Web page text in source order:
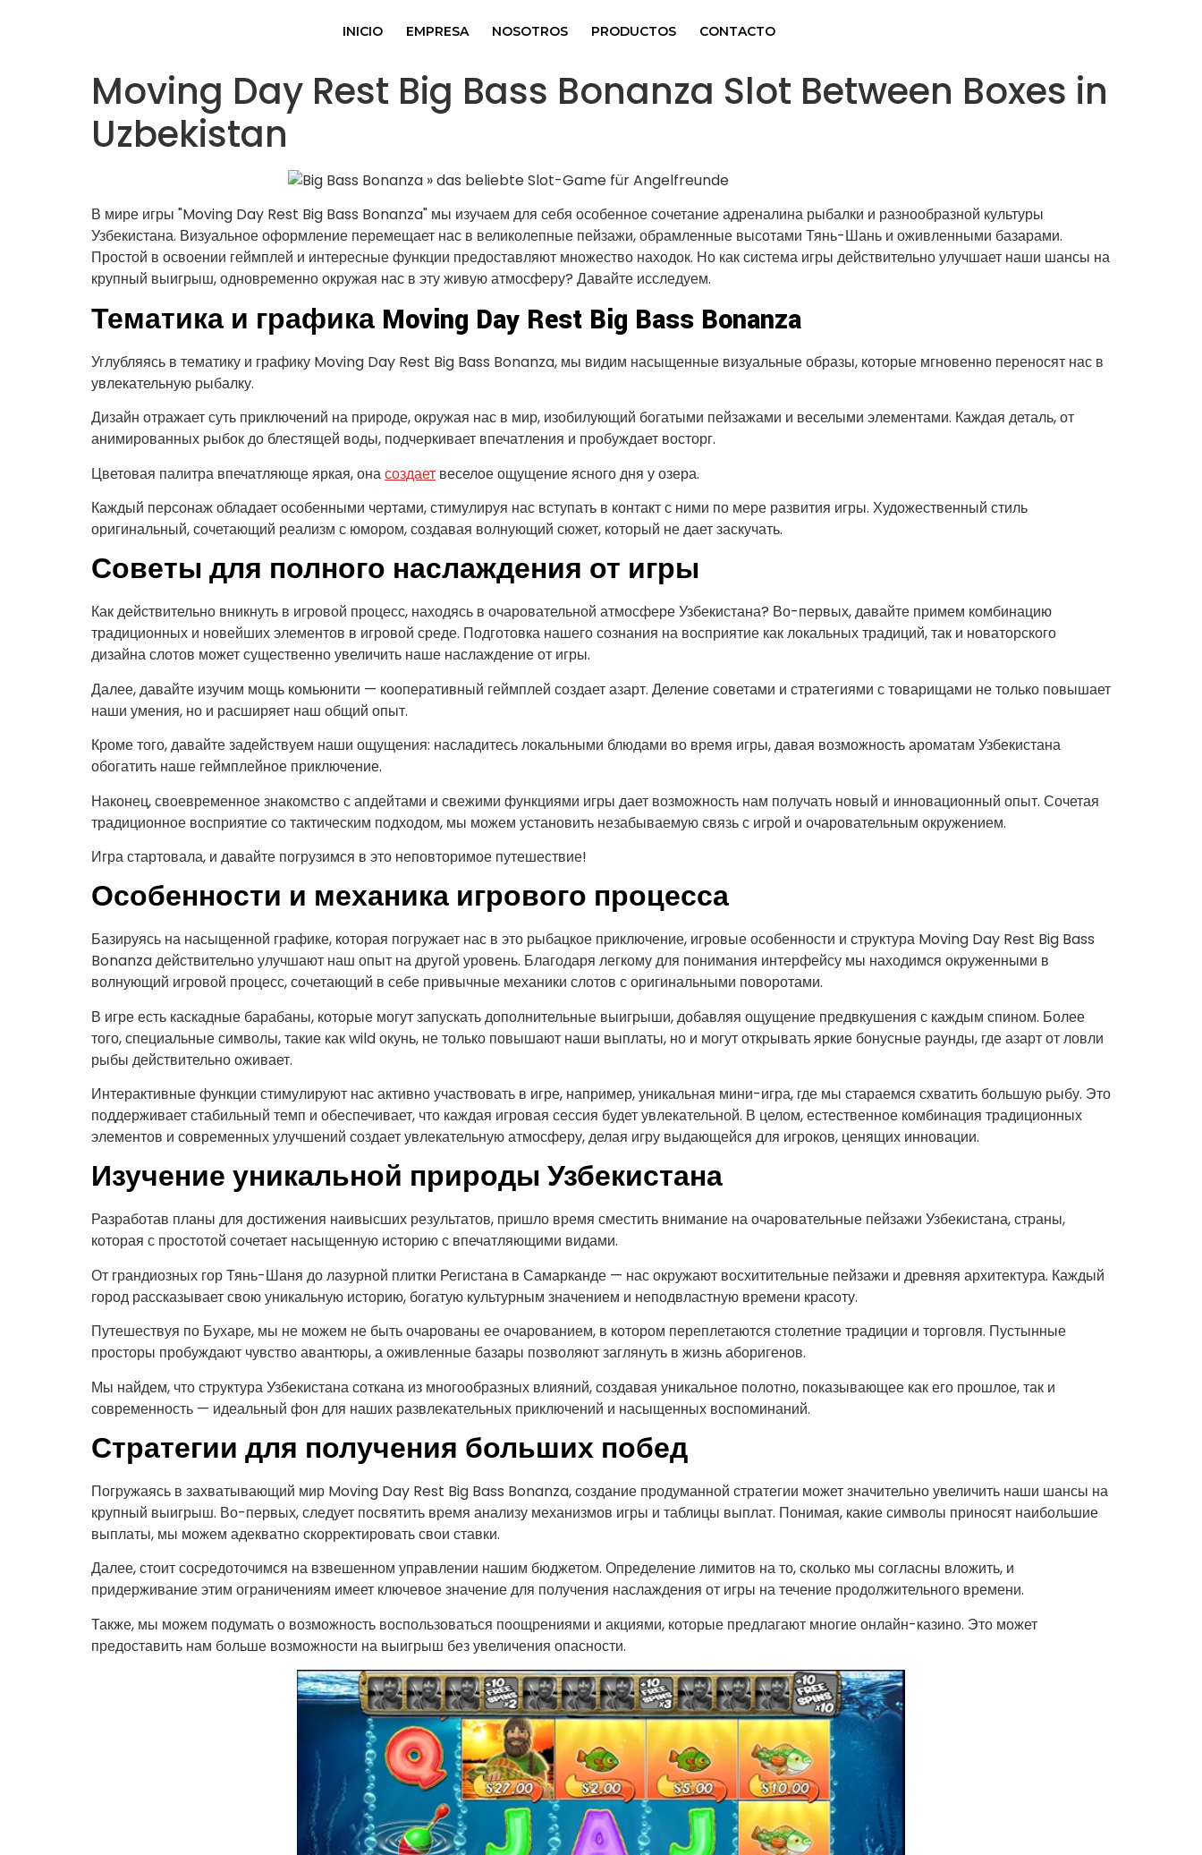
INICIO EMPRESA NOSOTROS PRODUCTOS CONTACTO
Moving Day Rest Big Bass Bonanza Slot Between Boxes in
Uzbekistan
В мире игры "Moving Day Rest Big Bass Bonanza" мы изучаем для себя особенное сочетание адреналина рыбалки и разнообразной культуры
Узбекистана. Визуальное оформление перемещает нас в великолепные пейзажи, обрамленные высотами Тянь-Шань и оживленными базарами.
Простой в освоении геймплей и интересные функции предоставляют множество находок. Но как система игры действительно улучшает наши шансы на
крупный выигрыш, одновременно окружая нас в эту живую атмосферу? Давайте исследуем.
Тематика и графика Moving Day Rest Big Bass Bonanza
Углубляясь в тематику и графику Moving Day Rest Big Bass Bonanza, мы видим насыщенные визуальные образы, которые мгновенно переносят нас в
увлекательную рыбалку.
Дизайн отражает суть приключений на природе, окружая нас в мир, изобилующий богатыми пейзажами и веселыми элементами. Каждая деталь, от
анимированных рыбок до блестящей воды, подчеркивает впечатления и пробуждает восторг.
Цветовая палитра впечатляюще яркая, онасоздает веселое ощущение ясного дня у озера.
Каждый персонаж обладает особенными чертами, стимулируя нас вступать в контакт с ними по мере развития игры. Художественный стиль
оригинальный, сочетающий реализм с юмором, создавая волнующий сюжет, который не дает заскучать.
Советы для полного наслаждения от игры
Как действительно вникнуть в игровой процесс, находясь в очаровательной атмосфере Узбекистана? Во-первых, давайте примем комбинацию
традиционных и новейших элементов в игровой среде. Подготовка нашего сознания на восприятие как локальных традиций, так и новаторского
дизайна слотов может существенно увеличить наше наслаждение от игры.
Далее, давайте изучим мощь комьюнити — кооперативный геймплей создает азарт. Деление советами и стратегиями с товарищами не только повышает
наши умения, но и расширяет наш общий опыт.
Кроме того, давайте задействуем наши ощущения: насладитесь локальными блюдами во время игры, давая возможность ароматам Узбекистана
обогатить наше геймплейное приключение.
Наконец, своевременное знакомство с апдейтами и свежими функциями игры дает возможность нам получать новый и инновационный опыт. Сочетая
традиционное восприятие со тактическим подходом, мы можем установить незабываемую связь с игрой и очаровательным окружением.
Игра стартовала, и давайте погрузимся в это неповторимое путешествие!
Особенности и механика игрового процесса
Базируясь на насыщенной графике, которая погружает нас в это рыбацкое приключение, игровые особенности и структура Moving Day Rest Big Bass
Bonanza действительно улучшают наш опыт на другой уровень. Благодаря легкому для понимания интерфейсу мы находимся окруженными в
волнующий игровой процесс, сочетающий в себе привычные механики слотов с оригинальными поворотами.
В игре есть каскадные барабаны, которые могут запускать дополнительные выигрыши, добавляя ощущение предвкушения с каждым спином. Более
того, специальные символы, такие как wild окунь, не только повышают наши выплаты, но и могут открывать яркие бонусные раунды, где азарт от ловли
рыбы действительно оживает.
Интерактивные функции стимулируют нас активно участвовать в игре, например, уникальная мини-игра, где мы стараемся схватить большую рыбу. Это
поддерживает стабильный темп и обеспечивает, что каждая игровая сессия будет увлекательной. В целом, естественное комбинация традиционных
элементов и современных улучшений создает увлекательную атмосферу, делая игру выдающейся для игроков, ценящих инновации.
Изучение уникальной природы Узбекистана
Разработав планы для достижения наивысших результатов, пришло время сместить внимание на очаровательные пейзажи Узбекистана, страны,
которая с простотой сочетает насыщенную историю с впечатляющими видами.
От грандиозных гор Тянь-Шаня до лазурной плитки Регистана в Самарканде — нас окружают восхитительные пейзажи и древняя архитектура. Каждый
город рассказывает свою уникальную историю, богатую культурным значением и неподвластную времени красоту.
Путешествуя по Бухаре, мы не можем не быть очарованы ее очарованием, в котором переплетаются столетние традиции и торговля. Пустынные
просторы пробуждают чувство авантюры, а оживленные базары позволяют заглянуть в жизнь аборигенов.
Мы найдем, что структура Узбекистана соткана из многообразных влияний, создавая уникальное полотно, показывающее как его прошлое, так и
современность — идеальный фон для наших развлекательных приключений и насыщенных воспоминаний.
Стратегии для получения больших побед
Погружаясь в захватывающий мир Moving Day Rest Big Bass Bonanza, создание продуманной стратегии может значительно увеличить наши шансы на
крупный выигрыш. Во-первых, следует посвятить время анализу механизмов игры и таблицы выплат. Понимая, какие символы приносят наибольшие
выплаты, мы можем адекватно скорректировать свои ставки.
Далее, стоит сосредоточимся на взвешенном управлении нашим бюджетом. Определение лимитов на то, сколько мы согласны вложить, и
придерживание этим ограничениям имеет ключевое значение для получения наслаждения от игры на течение продолжительного времени.
Также, мы можем подумать о возможность воспользоваться поощрениями и акциями, которые предлагают многие онлайн-казино. Это может
предоставить нам больше возможности на выигрыш без увеличения опасности.